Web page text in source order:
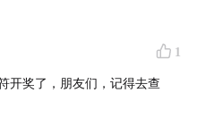
室巨幅壁画诞生记》
1
开奖了，朋友们，记得去查